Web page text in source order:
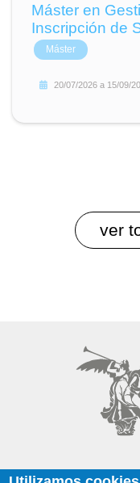
Máster en
Inscripción de
Máster
20/07/2026 a 15/09/
ver